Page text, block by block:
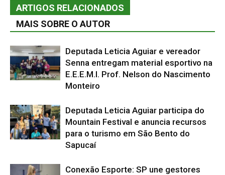
ARTIGOS RELACIONADOS
MAIS SOBRE O AUTOR
Deputada Leticia Aguiar e vereador
Senna entregam material esportivo na
E.E.E.M.I. Prof. Nelson do Nascimento
Monteiro
Deputada Leticia Aguiar participa do
Mountain Festival e anuncia recursos
para o turismo em São Bento do
Sapucaí
Conexão Esporte: SP une gestores